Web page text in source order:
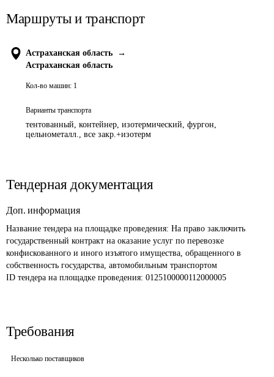
Маршруты и транспорт
Астраханская область
→
Астраханская область
Кол-во машин: 1
Варианты транспорта
тентованный, контейнер, изотермический, фургон,
цельнометалл., все закр.+изотерм
Тендерная документация
Доп. информация
Название тендера на площадке проведения: На право заключить
государственный контракт на оказание услуг по перевозке
конфискованного и иного изъятого имущества, обращенного в
собственность государства, автомобильным транспортом
ID тендера на площадке проведения: 0125100000112000005
Требования
Несколько поставщиков